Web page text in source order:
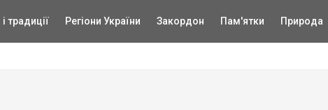
і традиції Регіони України Закордон Пам'ятки Природа